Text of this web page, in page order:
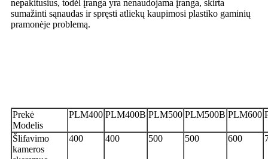
nepakitusius, todėl įranga yra nenaudojama įranga, skirta
sumažinti sąnaudas ir spręsti atliekų kaupimosi plastiko gaminių
pramonėje problemą.
Prekė
Modelis
PLM400 PLM400B PLM500 PLM500B PLM600
Šlifavimo
kameros
400 400 500 500 600